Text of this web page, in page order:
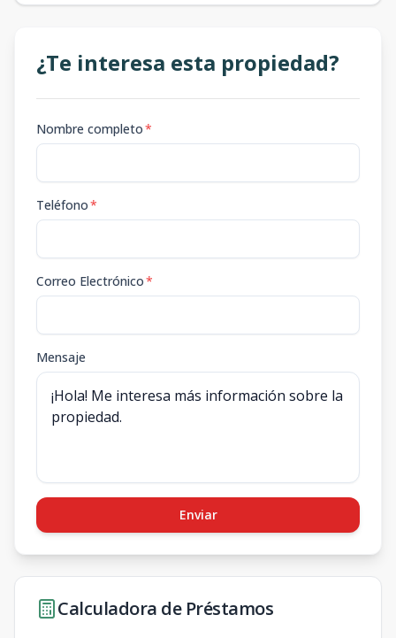
¿Te interesa esta propiedad?
Nombre completo*
Teléfono*
Correo Electrónico*
Mensaje
Enviar
Calculadora de Préstamos